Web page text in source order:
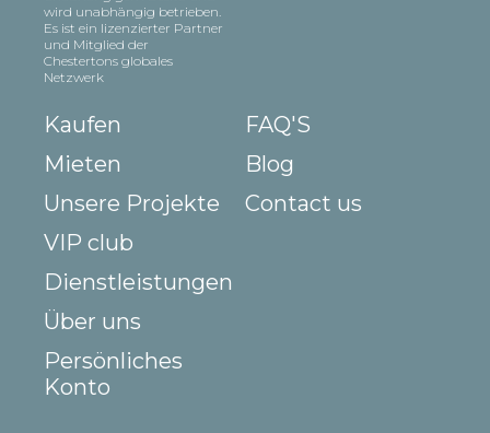
wird unabhängig betrieben.
Es ist ein lizenzierter Partner
und Mitglied der
Chestertons globales
Netzwerk
Kaufen
Mieten
Unsere Projekte
VIP club
Dienstleistungen
Über uns
FAQ'S
Blog
Contact us
Persönliches
Konto